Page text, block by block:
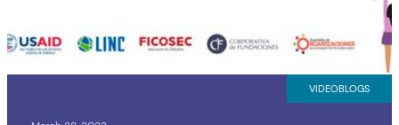
VIDEOBLOGS